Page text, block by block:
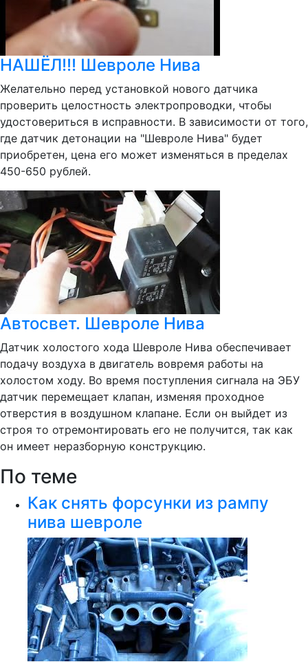
НАШЁЛ!!! Шевроле Нива
Желательно перед установкой нового датчика
проверить целостность электропроводки, чтобы
удостовериться в исправности. В зависимости от того,
где датчик детонации на "Шевроле Нива" будет
приобретен, цена его может изменяться в пределах
450-650 рублей.
Автосвет. Шевроле Нива
Датчик холостого хода Шевроле Нива обеспечивает
подачу воздуха в двигатель вовремя работы на
холостом ходу. Во время поступления сигнала на ЭБУ
датчик перемещает клапан, изменяя проходное
отверстия в воздушном клапане. Если он выйдет из
строя то отремонтировать его не получится, так как
он имеет неразборную конструкцию.
По теме
Как снять форсунки из рампу
нива шевроле